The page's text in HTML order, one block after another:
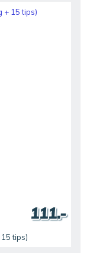
tips)
111.-